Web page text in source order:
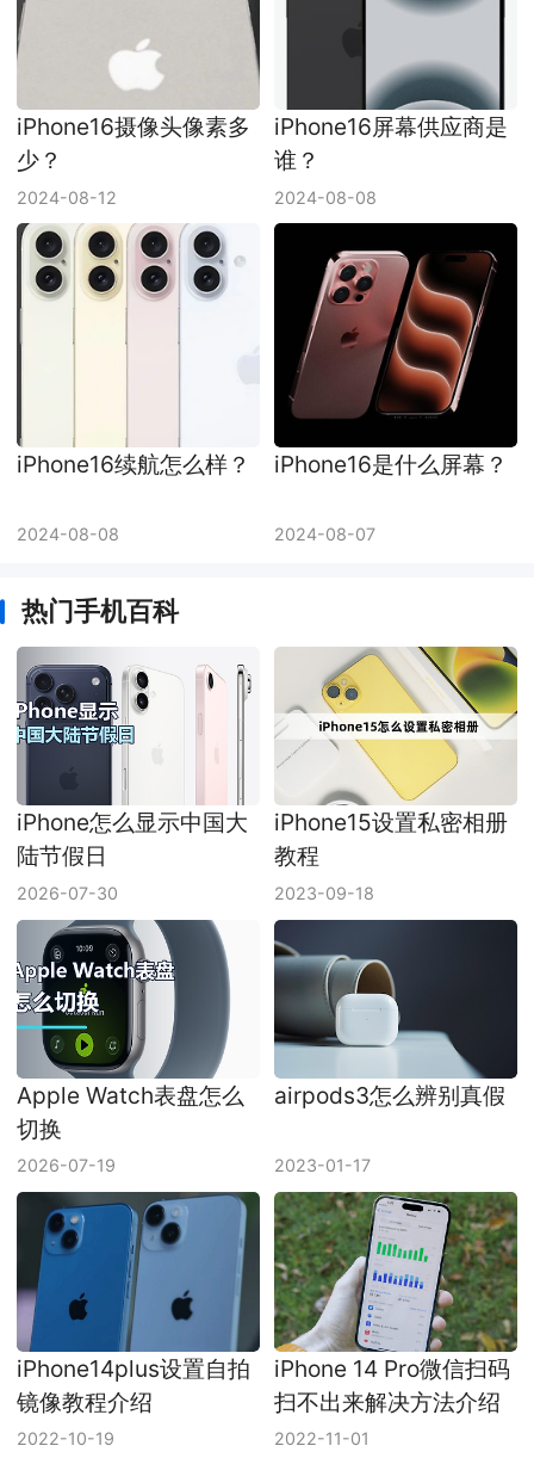
iPhone16摄像头像素多
少？
2024-08-12
iPhone16屏幕供应商是
谁？
2024-08-08
iPhone16续航怎么样？
2024-08-08
iPhone16是什么屏幕？
2024-08-07
热门手机百科
iPhone怎么显示中国大
陆节假日
2026-07-30
iPhone15设置私密相册
教程
2023-09-18
Apple Watch表盘怎么
切换
2026-07-19
airpods3怎么辨别真假
2023-01-17
iPhone14plus设置自拍
镜像教程介绍
2022-10-19
iPhone 14 Pro微信扫码
扫不出来解决方法介绍
2022-11-01